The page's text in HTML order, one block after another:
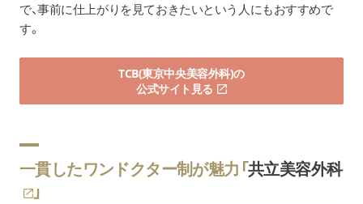
で、事前に仕上がりを見ておきたいという人にもおすすめで
す。
TCB(東京中央美容外科)の
公式サイト見る
一貫したワンドクター制が魅力「共立美容外科
」